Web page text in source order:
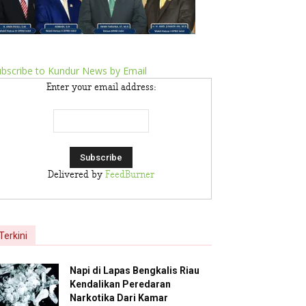
to Kundur News by Email
Enter your email address:
Delivered by FeedBurner
Napi di Lapas Bengkalis Riau
Kendalikan Peredaran
Narkotika Dari Kamar